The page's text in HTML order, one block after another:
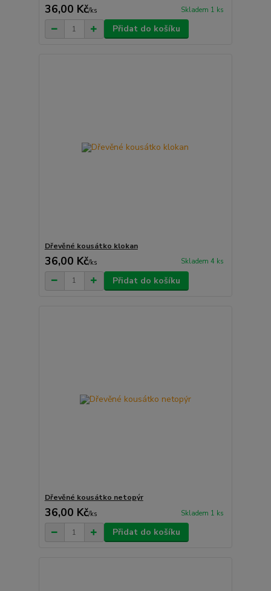
36,00 Kč/ks Skladem 1 ks
Přidat do košíku
Dřevěné kousátko klokan
36,00 Kč/ks Skladem 4 ks
Přidat do košíku
Dřevěné kousátko netopýr
36,00 Kč/ks Skladem 1 ks
Přidat do košíku